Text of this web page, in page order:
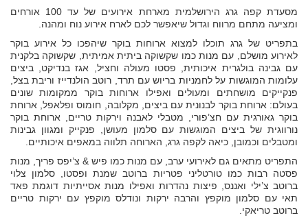
מסעדת קפה גרג הירושלמית מארחת אירועים של עד 100 אורחים
ומציעה מתחם מרווח וגדול שיאפשר לכם לארח אירוע נוח ומהנה.
בתפריט של גרג תוכלו למצוא ארוחות בוקר שיהפכו כל אירוע בוקר
לאירוע מושלם, עם מנות כמו שקשוקה ביתית אמיתית, שקשוקה בלקנית
עם גבינה בולגרית איכותית, פסטו מעולה וחציל, אגז בנדיקט, ביצים
עלומות המוגשות על לחמניות בריוש עם תרד, רוטב הולנדייז וריבת בצל,
פנקייקים מושחתים ומעולים ואפילו ארוחות בוקר ממקומות שונים
בעולם: ארוחת בוקר לבנונית עם ביצים, מקלובה, חומוס ופלאפל, ארוחת
בוקר גאורגית עם חצ’פורי, מטבלי לאבנה וירקות טריים, ארוחת בוקר
נורווגית של ביצים המוגשות עם סלמון מעושן, פנקייק ומגוון גבינות
ומטבלים וכמובן, כיאה לקפה גרג, הארוחה תלווה במאפים איכותיים.
התפריט מתאים גם לאירועי ערב, עם מנות כמו פיש & צ’יפס פריך, מנות
פסטה רבות כמו טורטליני פטריות ברוטב שמנת ופסטו, סלמון צלוי
ברוטב צ’ילי ואננס, פיצות נהדרות ואפילו מנות אסייתיות דוגמת פאד
תאי עם סלמון מוקפץ והרבה ירקות ונודלס מוקפץ עם ירקות טריים
ברוטב טריאקי.